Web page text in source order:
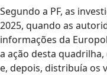
Segundo a PF, as
2025, quando as
informações da
a ação desta
e, depois, distribuía os